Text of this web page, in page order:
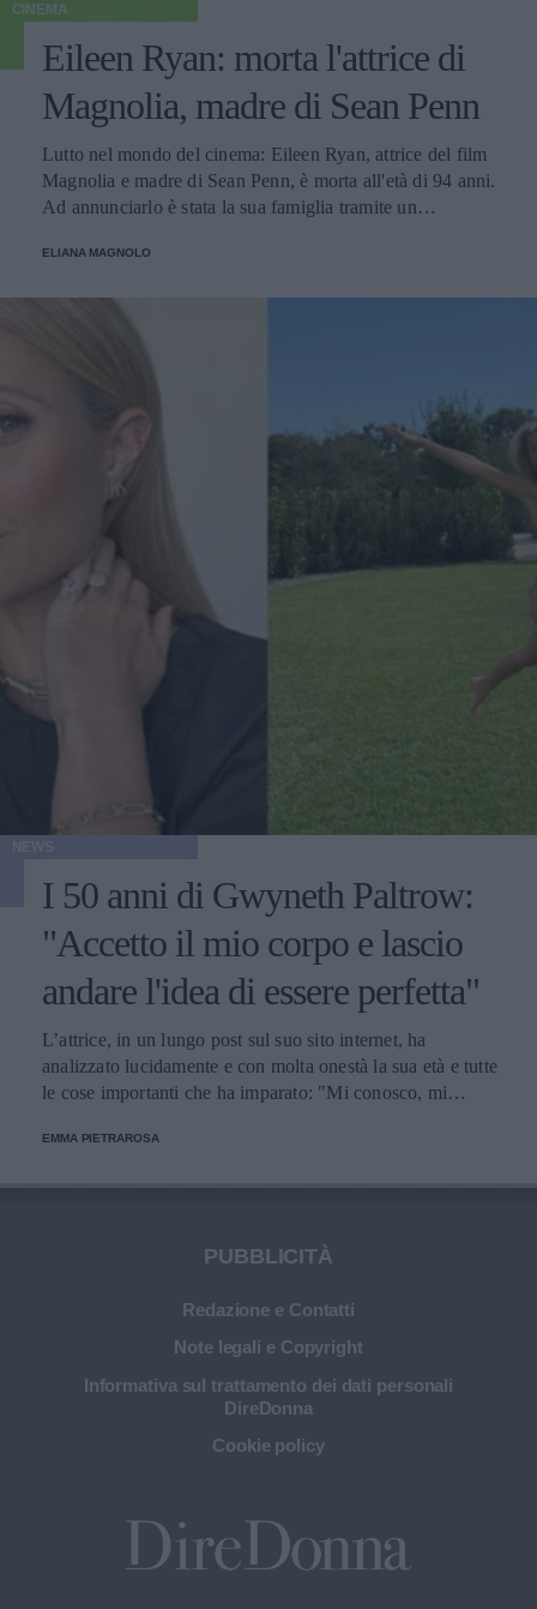
CINEMA
Eileen Ryan: morta l'attrice di
Magnolia, madre di Sean Penn
Lutto nel mondo del cinema: Eileen Ryan, attrice del film
Magnolia e madre di Sean Penn, è morta all'età di 94 anni.
Ad annunciarlo è stata la sua famiglia tramite un
ELIANA MAGNOLO
I 50 anni di Gwyneth Paltrow:
"Accetto il mio corpo e lascio
andare l'idea di essere perfetta"
L’attrice, in un lungo post sul suo sito internet, ha
analizzato lucidamente e con molta onestà la sua età e tutte
le cose importanti che ha imparato: "Mi conosco, mi
venuta con l'età".
EMMA PIETRAROSA
PUBBLICITÀ
Redazione e Contatti
Note legali e Copyright
Informativa sul trattamento dei dati personali
DireDonna
Cookie policy